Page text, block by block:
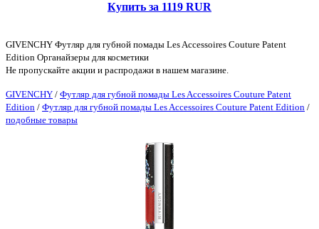
Купить за 1119 RUR
GIVENCHY Футляр для губной помады Les Accessoires Couture Patent
Edition Органайзеры для косметики
Не пропускайте акции и распродажи в нашем магазине.
GIVENCHY / Футляр для губной помады Les Accessoires Couture Patent
Edition / Футляр для губной помады Les Accessoires Couture Patent Edition /
подобные товары